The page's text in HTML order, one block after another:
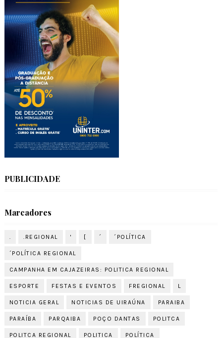
PUBLICIDADE
Marcadores
. .REGIONAL ' [ ´ ´POLÍTICA
´POLÍTICA REGIONAL
CAMPANHA EM CAJAZEIRAS: POLITICA REGIONAL
ESPORTE FESTAS E EVENTOS FREGIONAL L
NOTICIA GERAL NOTICIAS DE UIRAÚNA PARAIBA
PARAÍBA PARQAIBA POÇO DANTAS POLITCA
POLITCA REGIONAL POLITICA POLÍTICA